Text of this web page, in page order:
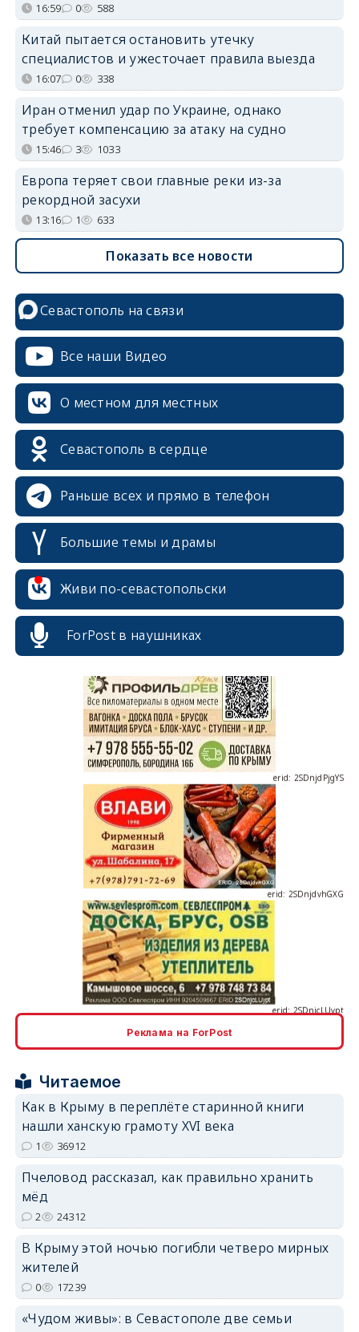
16:59 0 588
Китай пытается остановить утечку
специалистов и ужесточает правила выезда
16:07 0 338
Иран отменил удар по Украине, однако
требует компенсацию за атаку на судно
15:46 3 1033
Европа теряет свои главные реки из-за
рекордной засухи
13:16 1 633
Показать все новости
Севастополь на связи
Все наши Видео
О местном для местных
Севастополь в сердце
Раньше всех и прямо в телефон
Большие темы и драмы
Живи по-севастопольски
ForPost в наушниках
erid: 2SDnjcrDNw6
erid: 2SDnjdPjgYS
erid: 2SDnjdvhGXG
Реклама на ForPost
Читаемое
Как в Крыму в переплёте старинной книги
нашли ханскую грамоту XVI века
1 36912
Пчеловод рассказал, как правильно хранить
мёд
2 24312
В Крыму этой ночью погибли четверо мирных
жителей
0 17239
«Чудом живы»: в Севастополе две семьи